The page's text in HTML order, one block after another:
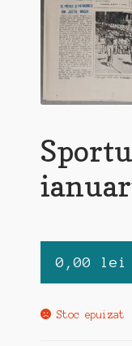
0,00 lei
Stoc epuizat